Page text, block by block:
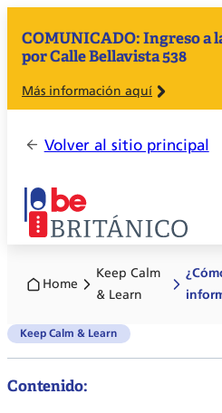
COMUNICADO: Ingreso a
por Calle Bellavista 538
Más información aquí
Volver al sitio principal
Home
Keep Calm
& Learn
Keep Calm & Learn
Contenido: